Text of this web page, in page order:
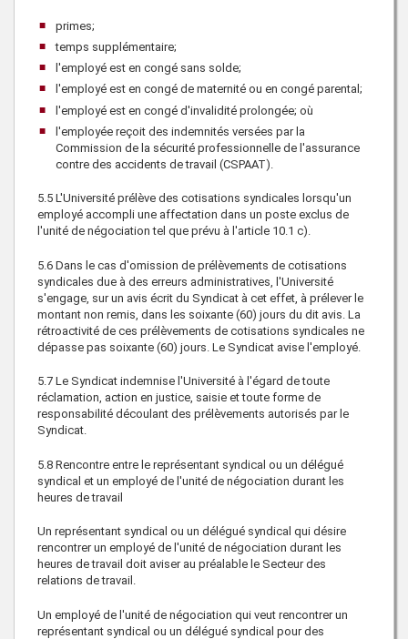
primes;
temps supplémentaire;
l'employé est en congé sans solde;
l'employé est en congé de maternité ou en congé parental;
l'employé est en congé d'invalidité prolongée; où
l'employée reçoit des indemnités versées par la
Commission de la sécurité professionnelle de l'assurance
contre des accidents de travail (CSPAAT).
5.5 L'Université prélève des cotisations syndicales lorsqu'un
employé accompli une affectation dans un poste exclus de
l'unité de négociation tel que prévu à l'article 10.1 c).
5.6 Dans le cas d'omission de prélèvements de cotisations
syndicales due à des erreurs administratives, l'Université
s'engage, sur un avis écrit du Syndicat à cet effet, à prélever le
montant non remis, dans les soixante (60) jours du dit avis. La
rétroactivité de ces prélèvements de cotisations syndicales ne
dépasse pas soixante (60) jours. Le Syndicat avise l'employé.
5.7 Le Syndicat indemnise l'Université à l'égard de toute
réclamation, action en justice, saisie et toute forme de
responsabilité découlant des prélèvements autorisés par le
Syndicat.
5.8 Rencontre entre le représentant syndical ou un délégué
syndical et un employé de l'unité de négociation durant les
heures de travail
Un représentant syndical ou un délégué syndical qui désire
rencontrer un employé de l'unité de négociation durant les
heures de travail doit aviser au préalable le Secteur des
relations de travail.
Un employé de l'unité de négociation qui veut rencontrer un
représentant syndical ou un délégué syndical pour des